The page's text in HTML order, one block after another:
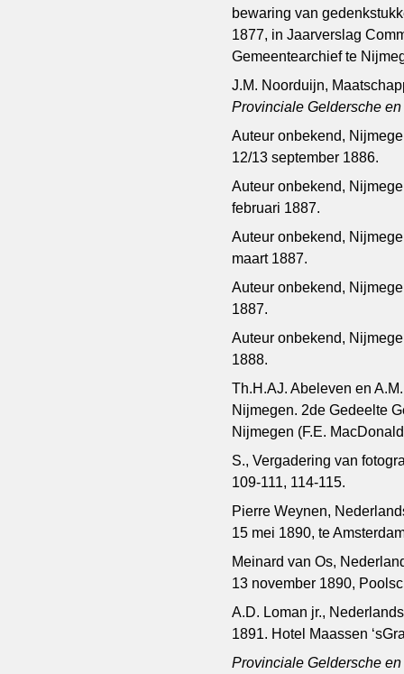
bewaring van
1877, in Jaarverslag
Gemeentearchief te
J.M. Noorduijn,
Provinciale Geldersche
Auteur onbekend,
12/13 september 1886.
Auteur onbekend,
februari 1887.
Auteur onbekend,
maart 1887.
Auteur onbekend,
1887.
Auteur onbekend,
1888.
Th.H.AJ. Abeleven en
Nijmegen. 2de Gedeelte
Nijmegen (F.E.
S., Vergadering van
109-111, 114-115.
Pierre Weynen,
15 mei 1890, te
Meinard van Os,
13 november 1890,
A.D. Loman jr.,
1891. Hotel Maassen
Provinciale Geldersche